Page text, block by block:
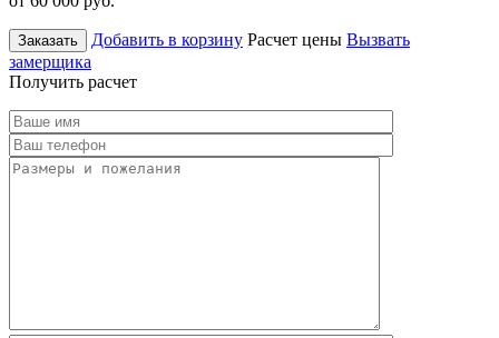
Заказать Добавить в корзину Расчет цены Вызвать
замерщика
Получить расчет